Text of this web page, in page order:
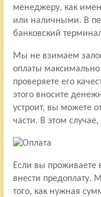
менеджеру, как
или наличными. В
банковский
Мы не взимаем
оплаты максимально
проверяете его
этого вносите
устроит, вы можете
части. В этом
Если вы проживаете
внести предоплату.
того, как нужная